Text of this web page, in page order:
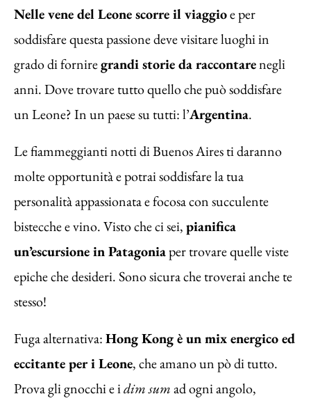
Nelle vene del Leone scorre il viaggioe per
soddisfare questa passione deve visitare luoghi in
grado di forniregrandi storie da raccontarenegli
anni. Dove trovare tutto quello che può soddisfare
un Leone? In un paese su tutti: l’Argentina.
Le fiammeggianti notti di Buenos Aires ti daranno
molte opportunità e potrai soddisfare la tua
personalità appassionata e focosa con succulente
bistecche e vino. Visto che ci sei,pianifica
un’escursione in Patagoniaper trovare quelle viste
epiche che desideri. Sono sicura che troverai anche te
stesso!
Fuga alternativa:Hong Kong è un mix energico ed
eccitante per i Leone, che amano un pò di tutto.
Prova gli gnocchi e idim sumad ogni angolo,